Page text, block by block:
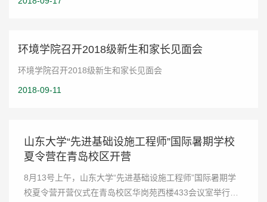
环境学院召开2018级新生和家长见面会
环境学院召开2018级新生和家长见面会
2018-09-11
山东大学“先进基础设施工程师”国际暑期学校
夏令营在青岛校区开营
8月13号上午，山东大学“先进基础设施工程师”国际暑期学
校夏令营开营仪式在青岛校区华岗苑西楼433会议室举行。